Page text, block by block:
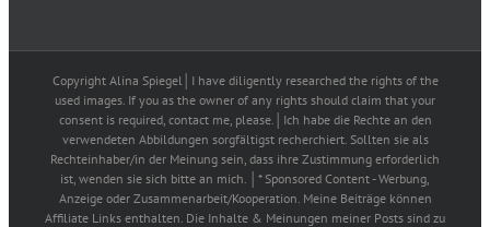
Copyright Alina Spiegel│I have diligently researched the rights of the
used images. If you as the owner of any rights should claim that your
consent is required, contact me, please.│Ich habe die Rechte an den
verwendeten Abbildungen sorgfältigst recherchiert. Sollten sie als
Rechteinhaber/in der Meinung sein, dass ihre Zustimmung erforderlich
ist, wenden sie sich bitte an mich. │* Sponsored Content - Werbung,
Anzeige oder Zusammenarbeit/Kooperation. Meine Beiträge können
Affiliate Links enthalten. Die Inhalte & Meinungen meiner Posts sind zu